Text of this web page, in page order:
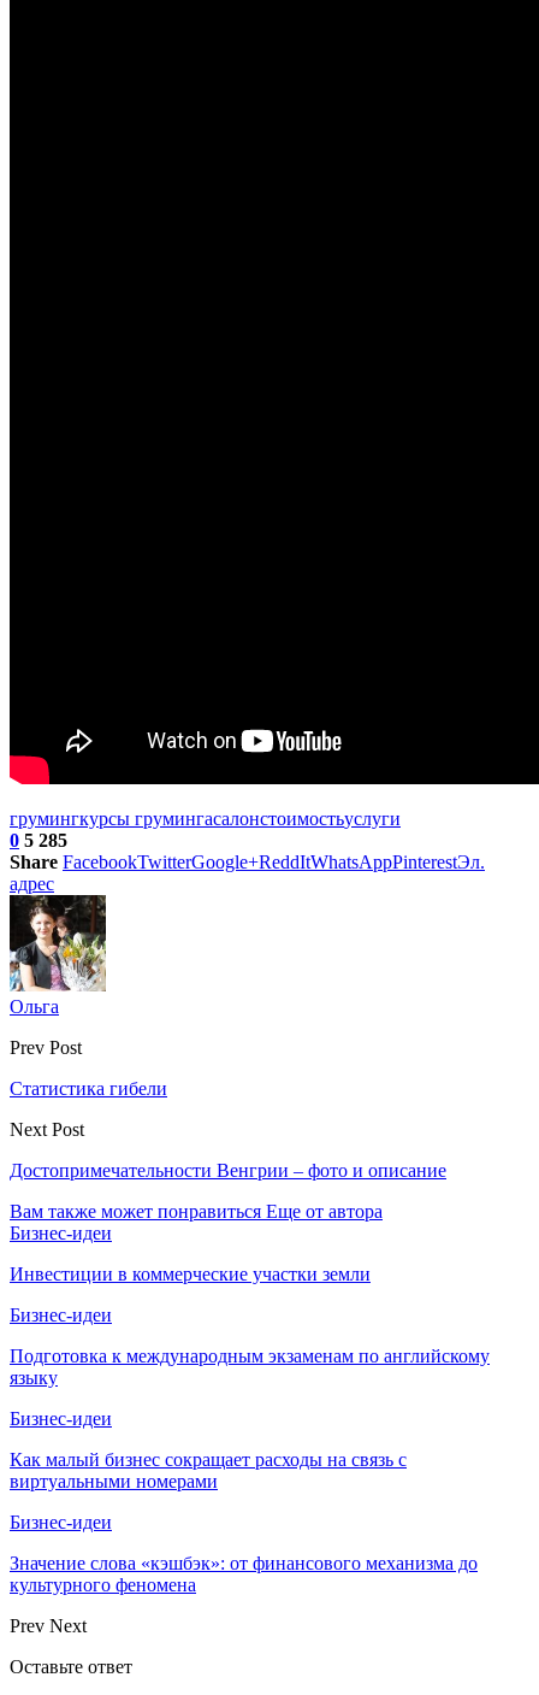
грумингкурсы грумингасалонстоимостьуслуги
0 5 285
Share FacebookTwitterGoogle+ReddItWhatsAppPinterestЭл.
адрес
Ольга
Prev Post
Статистика гибели
Next Post
Достопримечательности Венгрии – фото и описание
Вам также может понравиться Еще от автора
Бизнес-идеи
Инвестиции в коммерческие участки земли
Бизнес-идеи
Подготовка к международным экзаменам по английскому
языку
Бизнес-идеи
Как малый бизнес сокращает расходы на связь с
виртуальными номерами
Бизнес-идеи
Значение слова «кэшбэк»: от финансового механизма до
культурного феномена
Prev Next
Оставьте ответ